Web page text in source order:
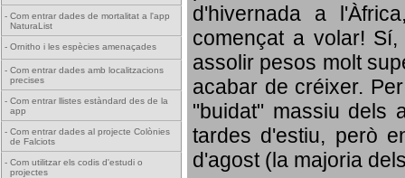
- Com entrar dades de mortalitat a l'app
NaturaList
- Ornitho i les espècies amenaçades
- Com entrar dades amb localitzacions
precises
- Com entrar llistes estàndard des de la
app
- Com entrar dades al projecte Colònies
de Falciots
- Com utilitzar els codis d'estudi o
projectes
d'hivernada a
començat a volar!
assolir pesos molt
acabar de créixer.
"buidat" massiu dels
tardes d'estiu, però
d'agost (la majoria